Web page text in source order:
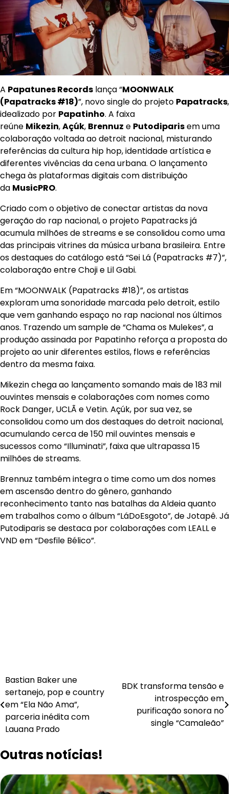
A Papatunes Records lança “MOONWALK
(Papatracks #18)”, novo single do projeto Papatracks,
idealizado por Papatinho. A faixa
reúne Mikezin,Açúk, Brennuz e Putodiparisem uma
colaboração voltada ao detroit nacional, misturando
referências da cultura hip hop, identidade artística e
diferentes vivências da cena urbana. O lançamento
chega às plataformas digitais com distribuição
da MusicPRO.
Criado com o objetivo de conectar artistas da nova
geração do rap nacional, o projeto Papatracks já
acumula milhões de streams e se consolidou como uma
das principais vitrines da música urbana brasileira. Entre
os destaques do catálogo está “Sei Lá (Papatracks #7)”,
colaboração entre Choji e Lil Gabi.
Em “MOONWALK (Papatracks #18)”, os artistas
exploram uma sonoridade marcada pelo detroit, estilo
que vem ganhando espaço no rap nacional nos últimos
anos. Trazendo um sample de “Chama os Mulekes”, a
produção assinada por Papatinho reforça a proposta do
projeto ao unir diferentes estilos, flows e referências
dentro da mesma faixa.
Mikezin chega ao lançamento somando mais de 183 mil
ouvintes mensais e colaborações com nomes como
Rock Danger, UCLÃ e Vetin. Açúk, por sua vez, se
consolidou como um dos destaques do detroit nacional,
acumulando cerca de 150 mil ouvintes mensais e
sucessos como “Illuminati”, faixa que ultrapassa 15
milhões de streams.
Brennuz também integra o time como um dos nomes
em ascensão dentro do gênero, ganhando
reconhecimento tanto nas batalhas da Aldeia quanto
em trabalhos como o álbum “LáDoEsgoto”, de Jotapê. Já
Putodiparis se destaca por colaborações com LEALL e
VND em “Desfile Bélico”.
Navegação
de
Post
Bastian Baker une
sertanejo, pop e country
em “Ela Não Ama”,
parceria inédita com
Lauana Prado
BDK transforma tensão e
introspecção em
purificação sonora no
single “Camaleão”
Outras notícias!